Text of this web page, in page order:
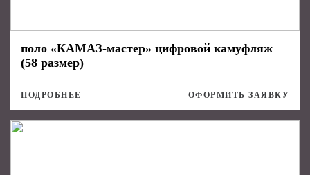
поло «КАМАЗ-мастер» цифровой камуфляж
(58 размер)
ПОДРОБНЕЕ ОФОРМИТЬ ЗАЯВКУ